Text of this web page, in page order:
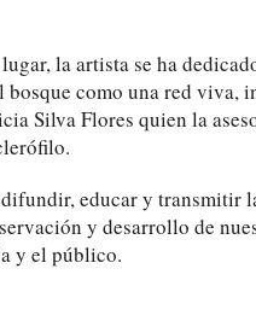
la artista se ha
como una red
Silva Flores quien la
educar y transmitir
y desarrollo de
y el público.